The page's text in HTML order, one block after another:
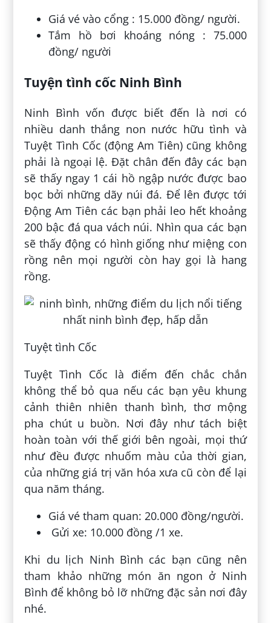
Giá vé vào cổng : 15.000 đồng/ người.
Tắm hồ bơi khoáng nóng : 75.000
đồng/ người
Tuyện tình cốc Ninh Bình
Ninh Bình vốn được biết đến là nơi có
nhiều danh thắng non nước hữu tình và
Tuyệt Tình Cốc (động Am Tiên) cũng không
phải là ngoại lệ. Đặt chân đến đây các bạn
sẽ thấy ngay 1 cái hồ ngập nước được bao
bọc bởi những dãy núi đá. Để lên được tới
Động Am Tiên các bạn phải leo hết khoảng
200 bậc đá qua vách núi. Nhìn qua các bạn
sẽ thấy động có hình giống như miệng con
rồng nên mọi người còn hay gọi là hang
rồng.
Tuyệt tình Cốc
Tuyệt Tình Cốc là điểm đến chắc chắn
không thể bỏ qua nếu các bạn yêu khung
cảnh thiên nhiên thanh bình, thơ mộng
pha chút u buồn. Nơi đây như tách biệt
hoàn toàn với thế giới bên ngoài, mọi thứ
như đều được nhuốm màu của thời gian,
của những giá trị văn hóa xưa cũ còn để lại
qua năm tháng.
Giá vé tham quan: 20.000 đồng/người.
Gửi xe: 10.000 đồng /1 xe.
Khi du lịch Ninh Bình các bạn cũng nên
tham khảo những món ăn ngon ở Ninh
Bình để không bỏ lỡ những đặc sản nơi đây
nhé.